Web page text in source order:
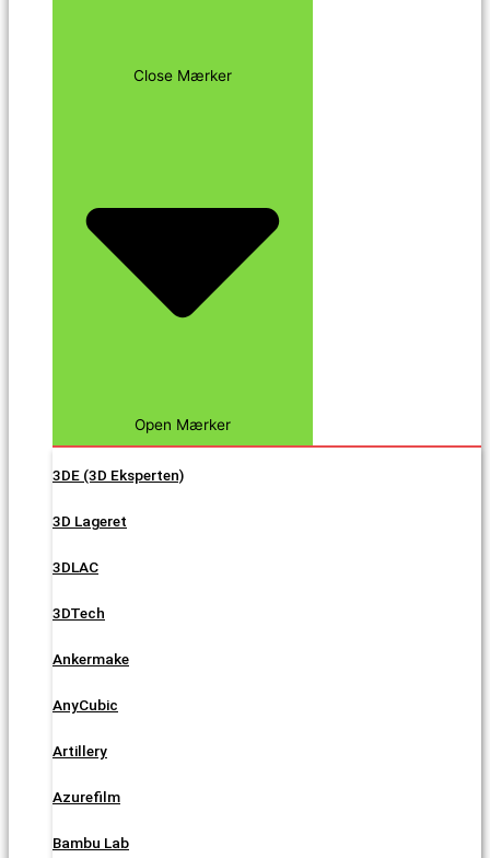
Close Mærker
Open Mærker
3DE (3D Eksperten)
3D Lageret
3DLAC
3DTech
Ankermake
AnyCubic
Artillery
Azurefilm
Bambu Lab